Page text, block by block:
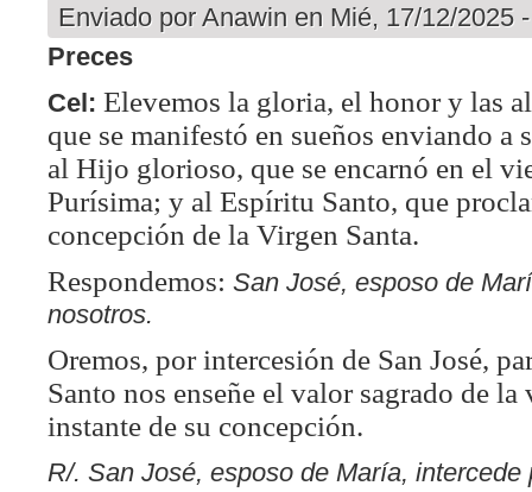
Enviado porAnawin en Mié, 17/12/2025
Preces
Cel: Elevemos la gloria, el honor y las
que se manifestó en sueños enviando a
al Hijo glorioso, que se encarnó en el
Purísima; y al Espíritu Santo, que
concepción de la Virgen Santa.
Respondemos: San José, esposo de
nosotros.
Oremos, por intercesión de San José,
Santo nos enseñe el valor sagrado de la
instante de su concepción.
R/. San José, esposo de María, intercede